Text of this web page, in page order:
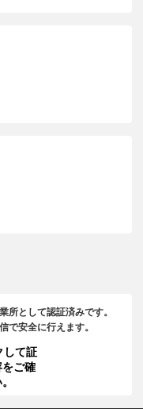
所として認証済みです。
で安全に行えます。